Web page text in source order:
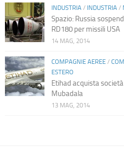
INDUSTRIA/ INDUSTRIA/
Spazio: Russia
RD180 per missili USA
14 MAG, 2014
COMPAGNIE AEREE/
ESTERO
Etihad acquista
Mubadala
13 MAG, 2014